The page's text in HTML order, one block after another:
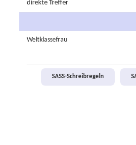
direkte Treffer
Weltklassefrau
SASS-Schreibregeln